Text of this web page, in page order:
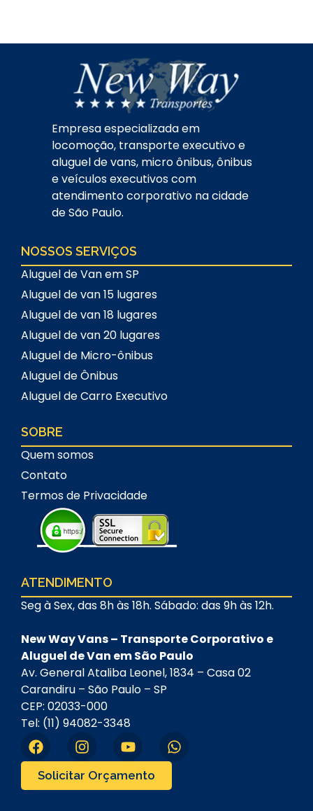
Empresa especializada em
locomoção, transporte executivo e
aluguel de vans, micro ônibus, ônibus
e veículos executivos com
atendimento corporativo na cidade
de São Paulo.
NOSSOS SERVIÇOS
Aluguel de Van em SP
Aluguel de van 15 lugares
Aluguel de van 18 lugares
Aluguel de van 20 lugares
Aluguel de Micro-ônibus
Aluguel de Ônibus
Aluguel de Carro Executivo
SOBRE
Quem somos
Contato
Termos de Privacidade
ATENDIMENTO
Seg à Sex, das 8h às 18h. Sábado: das 9h às 12h.
New Way Vans – Transporte Corporativo e
Aluguel de Van em São Paulo
Av. General Ataliba Leonel, 1834 – Casa 02
Carandiru – São Paulo – SP
CEP: 02033-000
Tel: (11) 94082-3348
Solicitar Orçamento